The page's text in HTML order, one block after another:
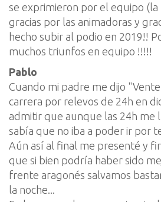
se exprimieron por el equipo
gracias por las animadoras y
hecho subir al podio en 2019!!
muchos triunfos en equipo !!!!!
Pablo
Cuando mi padre me dijo
carrera por relevos de 24h en
admitir que aunque las 24h me
sabía que no iba a poder ir por
Aún así al final me presenté y
que si bien podría haber sido
frente aragonés salvamos
la noche...